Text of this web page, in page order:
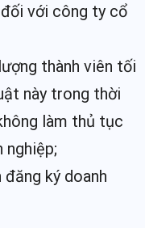
với công ty cổ
thành viên tối
này trong thời
làm thủ tục
nghiệp;
ký doanh